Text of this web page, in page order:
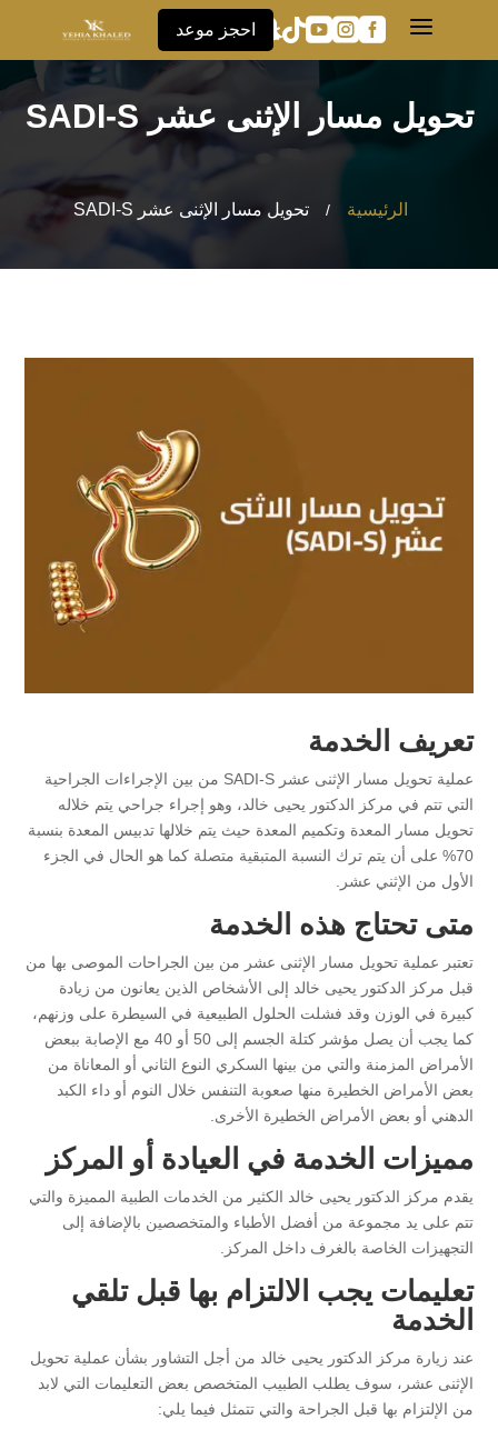
a




 احجز موعد
تحويل مسار الإثنى عشر SADI-S
الرئيسية / تحويل مسار الإثنى عشر SADI-S
تعريف الخدمة
عملية تحويل مسار الإثنى عشر SADI-S من بين الإجراءات الجراحية
التي تتم في مركز الدكتور يحيى خالد، وهو إجراء جراحي يتم خلاله
تحويل مسار المعدة وتكميم المعدة حيث يتم خلالها تدبيس المعدة بنسبة
70% على أن يتم ترك النسبة المتبقية متصلة كما هو الحال في الجزء
الأول من الإثني عشر.
متى تحتاج هذه الخدمة
تعتبر عملية تحويل مسار الإثنى عشر من بين الجراحات الموصى بها من
قبل مركز الدكتور يحيى خالد إلى الأشخاص الذين يعانون من زيادة
كبيرة في الوزن وقد فشلت الحلول الطبيعية في السيطرة على وزنهم،
كما يجب أن يصل مؤشر كتلة الجسم إلى 50 أو 40 مع الإصابة ببعض
الأمراض المزمنة والتي من بينها السكري النوع الثاني أو المعاناة من
بعض الأمراض الخطيرة منها صعوبة التنفس خلال النوم أو داء الكبد
الدهني أو بعض الأمراض الخطيرة الأخرى.
مميزات الخدمة في العيادة أو المركز
يقدم مركز الدكتور يحيى خالد الكثير من الخدمات الطبية المميزة والتي
تتم على يد مجموعة من أفضل الأطباء والمتخصصين بالإضافة إلى
التجهيزات الخاصة بالغرف داخل المركز.
تعليمات يجب الالتزام بها قبل تلقي
الخدمة
عند زيارة مركز الدكتور يحيى خالد من أجل التشاور بشأن عملية تحويل
الإثنى عشر، سوف يطلب الطبيب المتخصص بعض التعليمات التي لابد
من الإلتزام بها قبل الجراحة والتي تتمثل فيما يلي: